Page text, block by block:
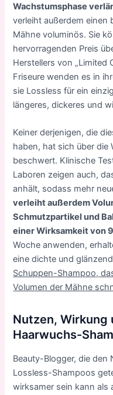
Wachstumsphase
verleiht außerdem einen
Mähne voluminös. Sie
hervorragenden Preis
Herstellers von „Limited
Friseure wenden es in
sie Lossless für ein
längeres, dickeres und
Keiner derjenigen, die
haben, hat sich über die
beschwert. Klinische
Laboren zeigen auch,
anhält, sodass mehr
verleiht außerdem
Schmutzpartikel und
einer Wirksamkeit von
Woche anwenden,
eine dichte und
Schuppen-Shampoo,
Volumen der Mähne
Nutzen, Wirkung
Haarwuchs-
Beauty-Blogger, die den
Lossless-Shampoos
wirksamer sein kann als